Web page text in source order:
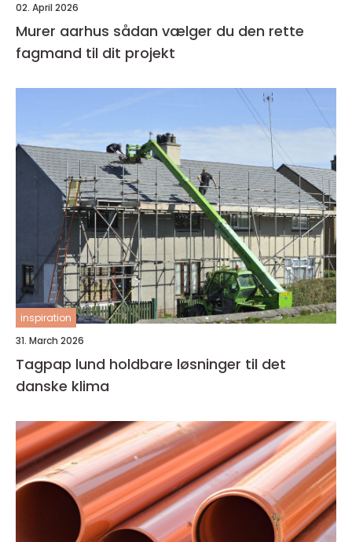
02. April 2026
Murer aarhus sådan vælger du den rette
fagmand til dit projekt
inspiration
31. March 2026
Tagpap lund holdbare løsninger til det
danske klima